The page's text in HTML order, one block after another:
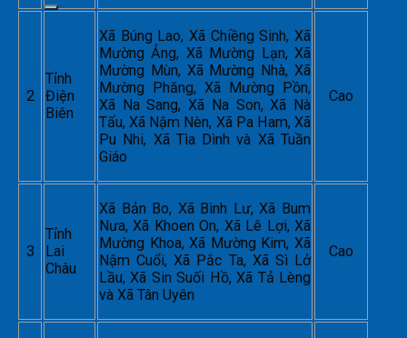
2
Tỉnh
Điện
Biên
Xã Búng Lao, Xã Chiềng Sinh, Xã
Mường Ảng, Xã Mường Lạn, Xã
Mường Mùn, Xã Mường Nhà, Xã
Mường Phăng, Xã Mường Pồn,
Xã Na Sang, Xã Na Son, Xã Nà
Tấu, Xã Nậm Nèn, Xã Pa Ham, Xã
Pu Nhi, Xã Tìa Dình và Xã Tuần
Giáo
Cao
3
Tỉnh
Lai
Châu
Xã Bản Bo, Xã Bình Lư, Xã Bum
Nưa, Xã Khoen On, Xã Lê Lợi, Xã
Mường Khoa, Xã Mường Kim, Xã
Nậm Cuổi, Xã Pắc Ta, Xã Sì Lở
Lầu, Xã Sin Suối Hồ, Xã Tả Lèng
và Xã Tân Uyên
Cao